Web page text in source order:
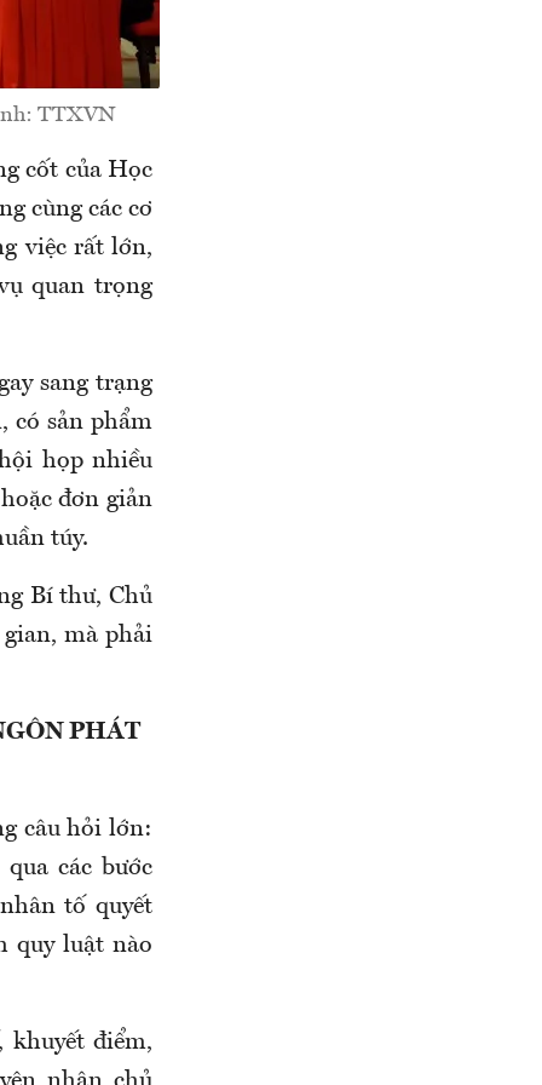
TTXVN
cốt của Học
cùng các cơ
việc rất lớn,
quan trọng
sang trạng
có sản phẩm
họp nhiều
đơn giản
túy.
Bí thư, Chủ
mà phải
PHÁT
câu hỏi lớn:
các bước
tố quyết
quy luật nào
khuyết điểm,